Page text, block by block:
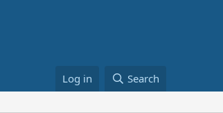
Log in Search